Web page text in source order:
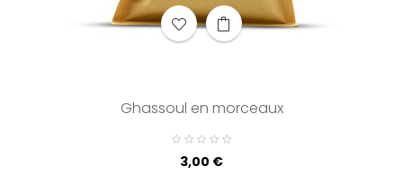
Ghassoul en morceaux
Prix
3,00 €